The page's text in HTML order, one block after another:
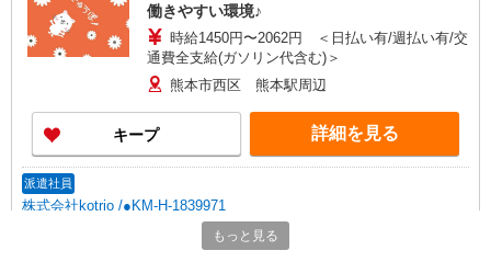
働きやすい環境♪
時給1450円〜2062円 ＜日払い有/週払い有/交
通費全支給(ガソリン代含む)＞
熊本市西区 熊本駅周辺
キープ 詳細を見る
派遣社員
株式会社kotrio /●KM-H-1839971
≪面接なし≫即勤務OK！デイサービスの看護
職員募集＊日勤のみ
もっと見る